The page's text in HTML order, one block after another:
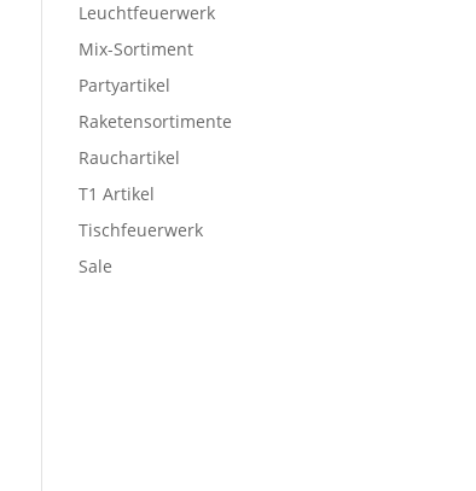
Leuchtfeuerwerk
Mix-Sortiment
Partyartikel
Raketensortimente
Rauchartikel
T1 Artikel
Tischfeuerwerk
Sale